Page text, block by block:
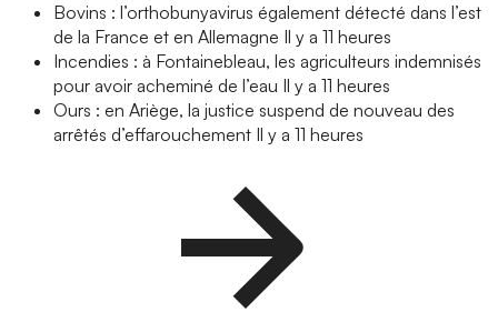
Bovins : l’orthobunyavirus également détecté dans l’est
de la France et en Allemagne Il y a 11 heures
Incendies : à Fontainebleau, les agriculteurs indemnisés
pour avoir acheminé de l’eau Il y a 11 heures
Ours : en Ariège, la justice suspend de nouveau des
arrêtés d’effarouchement Il y a 11 heures